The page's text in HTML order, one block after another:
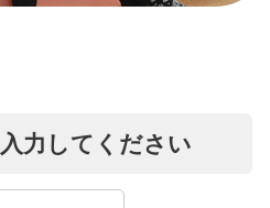
力してください